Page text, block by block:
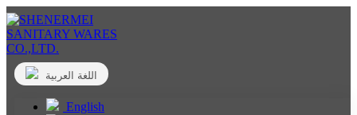
اللغة العربية
English